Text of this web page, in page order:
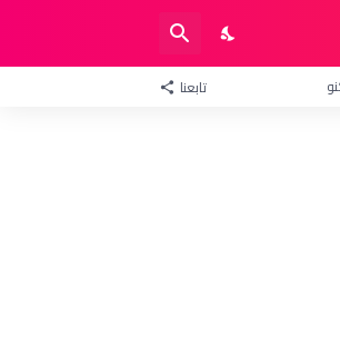
تابعنا